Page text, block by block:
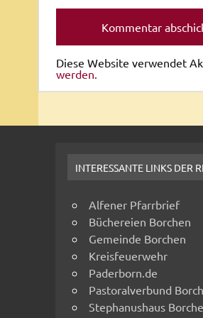
Diese Website verwendet
werden.
INTERESSANTE LINKS DER
Alfener Pfarrbrief
Büchereien Borchen
Gemeinde Borchen
Kreisfeuerwehr
Paderborn.de
Pastoralverbund
Stephanushaus